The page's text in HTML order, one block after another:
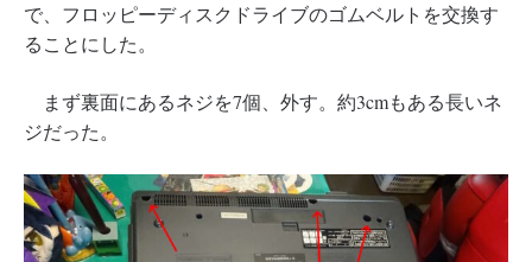
で、フロッピーディスクドライブのゴムベルトを交換す
ることにした。
まず裏面にあるネジを7個、外す。約3cmもある長いネ
ジだった。